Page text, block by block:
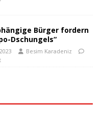
Bürger fordern
Dschungels“
Besim Karadeniz